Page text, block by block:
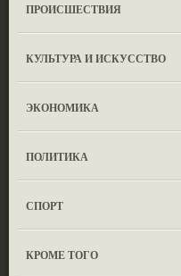
ПРОИСШЕСТВИЯ
КУЛЬТУРА И ИСКУССТВО
ЭКОНОМИКА
ПОЛИТИКА
СПОРТ
КРОМЕ ТОГО